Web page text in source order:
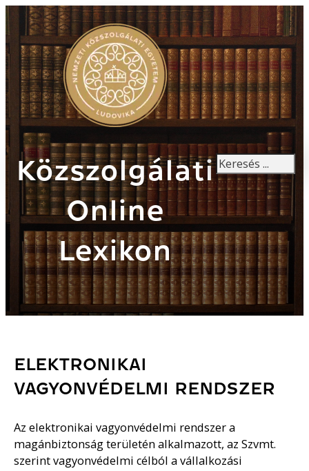
Közszolgálati
Online
Lexikon
Keresés
ELEKTRONIKAI
VAGYONVÉDELMI RENDSZER
Az elektronikai vagyonvédelmi rendszer a
magánbiztonság területén alkalmazott, az Szvmt.
szerint vagyonvédelmi célból a vállalkozási